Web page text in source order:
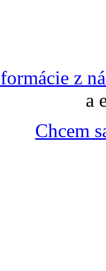
z
a
Chcem